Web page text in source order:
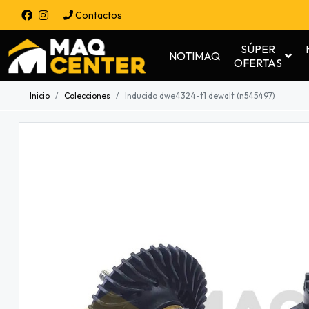
Contactos
NOTIMAQ
SÚPER
OFERTAS
Inicio Colecciones Inducido dwe4324-t1 dewalt (n545497)